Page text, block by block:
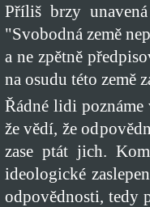
Příliš brzy
"Svobodná země
a ne zpětně
na osudu této země
Řádné lidi poznáme
že vědí, že
zase ptát jich.
ideologické
odpovědnosti, tedy